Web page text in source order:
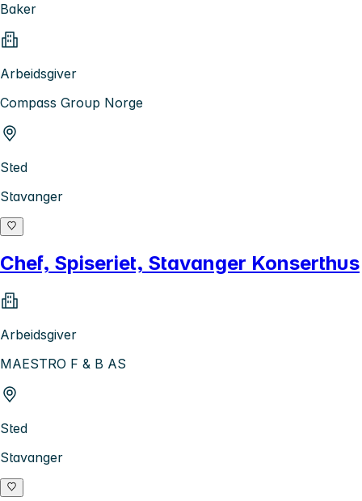
Baker
Arbeidsgiver
Compass Group Norge
Sted
Stavanger
Chef, Spiseriet, Stavanger Konserthus
Arbeidsgiver
MAESTRO F & B AS
Sted
Stavanger